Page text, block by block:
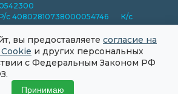
40802810738000054746 К/с
БИК 044525225
информация носит справочный
публичной офертой.
носит ознакомительный характер.
необходима консультация
вы предоставляете согласие на
и других персональных
с Федеральным Законом РФ
Принимаю